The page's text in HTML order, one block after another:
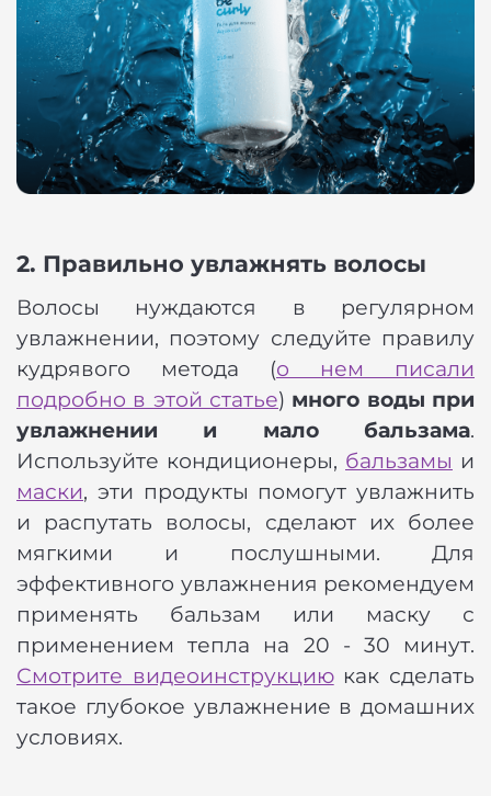
2. Правильно увлажнять волосы
Волосы нуждаются в регулярном
увлажнении, поэтому следуйте правилу
кудрявого метода (о нем писали
подробно в этой статье) много воды при
увлажнении и мало бальзама.
Используйте кондиционеры, бальзамы и
маски, эти продукты помогут увлажнить
и распутать волосы, сделают их более
мягкими и послушными. Для
эффективного увлажнения рекомендуем
применять бальзам или маску с
применением тепла на 20 - 30 минут.
Смотрите видеоинструкциюкак сделать
такое глубокое увлажнение в домашних
условиях.